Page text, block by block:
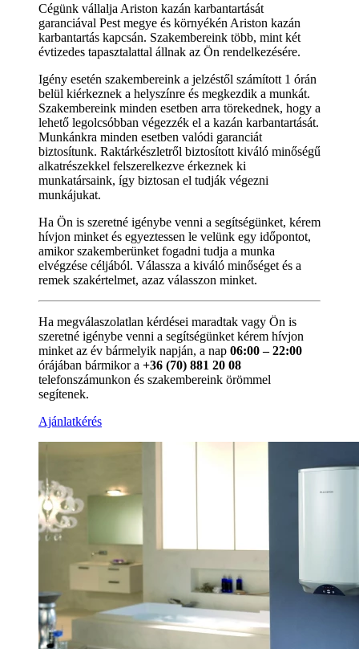
Cégünk vállalja Ariston kazán karbantartását
garanciával Pest megye és környékén Ariston kazán
karbantartás kapcsán. Szakembereink több, mint két
évtizedes tapasztalattal állnak az Ön rendelkezésére.
Igény esetén szakembereink a jelzéstől számított 1 órán
belül kiérkeznek a helyszínre és megkezdik a munkát.
Szakembereink minden esetben arra törekednek, hogy a
lehető legolcsóbban végezzék el a kazán karbantartását.
Munkánkra minden esetben valódi garanciát
biztosítunk. Raktárkészletről biztosított kiváló minőségű
alkatrészekkel felszerelkezve érkeznek ki
munkatársaink, így biztosan el tudják végezni
munkájukat.
Ha Ön is szeretné igénybe venni a segítségünket, kérem
hívjon minket és egyeztessen le velünk egy időpontot,
amikor szakemberünket fogadni tudja a munka
elvégzése céljából. Válassza a kiváló minőséget és a
remek szakértelmet, azaz válasszon minket.
Ha megválaszolatlan kérdései maradtak vagy Ön is
szeretné igénybe venni a segítségünket kérem hívjon
minket az év bármelyik napján, a nap 06:00 – 22:00
órájában bármikor a +36 (70) 881 20 08
telefonszámunkon és szakembereink örömmel
segítenek.
Ajánlatkérés